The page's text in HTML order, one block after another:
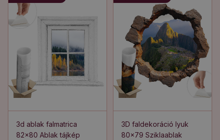
3d ablak falmatrica
82x80 Ablak tájkép
3D faldekoráció lyuk
80x79 Sziklaablak